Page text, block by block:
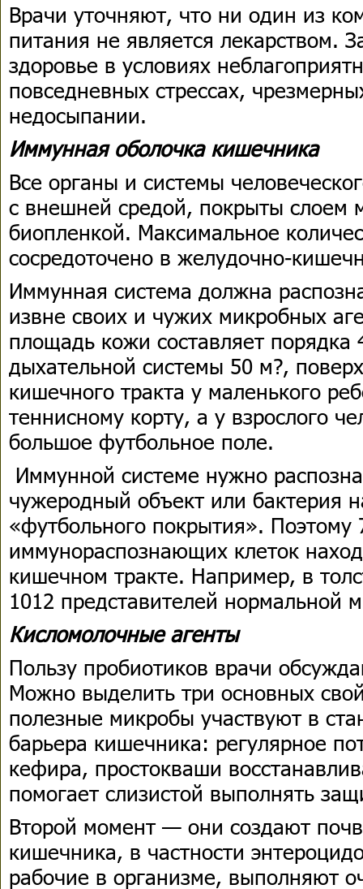
Врачи уточняют, что ни один из
питания не является лекарством.
здоровье в условиях
повседневных стрессах,
недосыпании.
Иммунная оболочка кишечника
Все органы и системы
с внешней средой, покрыты слоем
биопленкой. Максимальное
сосредоточено в желудочно-
Иммунная система должна
извне своих и чужих микробных
площадь кожи составляет порядка
дыхательной системы 50 м?,
кишечного тракта у маленького
теннисному корту, а у взрослого
большое футбольное поле.
Иммунной системе нужно
чужеродный объект или бактерия
«футбольного покрытия». Поэтому
иммунораспознающих клеток
кишечном тракте. Например, в
1012 представителей нормальной
Кисломолочные агенты
Пользу пробиотиков врачи
Можно выделить три основных
полезные микробы участвуют в
барьера кишечника: регулярное
кефира, простокваши
помогает слизистой выполнять
Второй момент — они создают
кишечника, в частности
рабочие в организме, выполняют